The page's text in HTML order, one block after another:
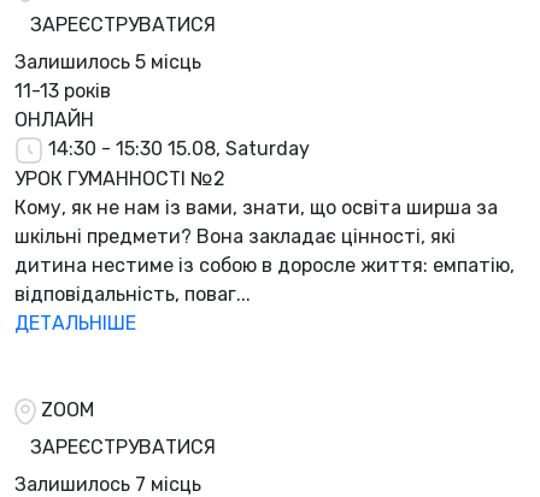
ЗАРЕЄСТРУВАТИСЯ
Залишилось 5 місць
11-13 років
ОНЛАЙН
14:30 - 15:30 15.08, Saturday
УРОК ГУМАННОСТІ №2
Кому, як не нам із вами, знати, що освіта ширша за
шкільні предмети? Вона закладає цінності, які
дитина нестиме із собою в доросле життя: емпатію,
відповідальність, поваг...
ДЕТАЛЬНІШЕ
ZOOM
ЗАРЕЄСТРУВАТИСЯ
Залишилось 7 місць